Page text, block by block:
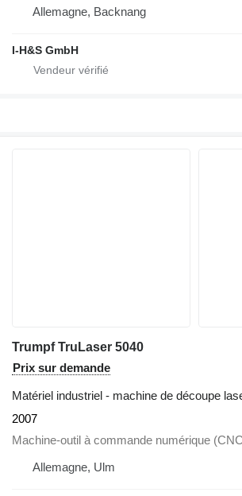
Allemagne, Backnang
I-H&S GmbH
Trumpf TruLaser 5040
Prix sur demande
Matériel industriel - machine de découpe
2007
Machine-outil à commande numérique
Allemagne, Ulm